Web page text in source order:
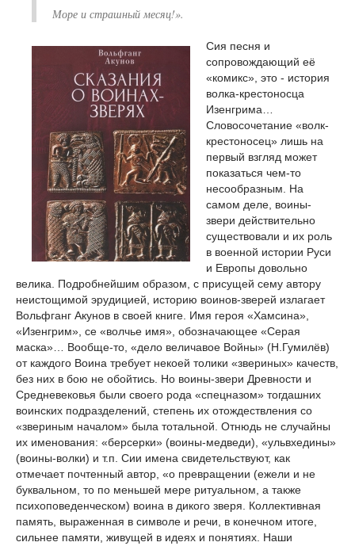
Море и страшный месяц!».
Сия песня и
сопровождающий её
«комикс», это - история
волка-крестоносца
Изенгрима…
Словосочетание «волк-
крестоносец» лишь на
первый взгляд может
показаться чем-то
несообразным. На
самом деле, воины-
звери действительно
существовали и их роль
в военной истории Руси
и Европы довольно
велика. Подробнейшим образом, с присущей сему автору
неистощимой эрудицией, историю воинов-зверей излагает
Вольфганг Акунов в своей книге. Имя героя «Хамсина»,
«Изенгрим», се «волчье имя», обозначающее «Серая
маска»… Вообще-то, «дело величавое Войны» (Н.Гумилёв)
от каждого Воина требует некоей толики «звериных» качеств,
без них в бою не обойтись. Но воины-звери Древности и
Средневековья были своего рода «спецназом» тогдашних
воинских подразделений, степень их отождествления со
«звериным началом» была тотальной. Отнюдь не случайны
их именования: «берсерки» (воины-медведи), «ульвхедины»
(воины-волки) и т.п. Сии имена свидетельствуют, как
отмечает почтенный автор, «о превращении (ежели и не
буквальном, то по меньшей мере ритуальном, а также
психоповеденческом) воина в дикого зверя. Коллективная
память, выраженная в символе и речи, в конечном итоге,
сильнее памяти, живущей в идеях и понятиях. Наши